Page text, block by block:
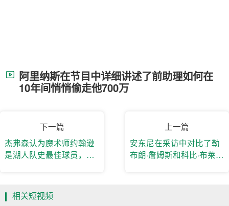
阿里纳斯在节目中详细讲述了前助理如何在
10年间悄悄偷走他700万
下一篇
杰弗森认为魔术师约翰逊
是湖人队史最佳球员，在
上一篇
安东尼在采访中对比了勒
布朗·詹姆斯和科比·布莱恩
相关短视频